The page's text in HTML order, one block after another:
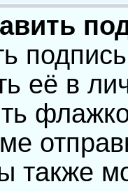
её в
также